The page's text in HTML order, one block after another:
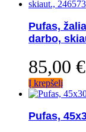
Pufas,
darbo,
85,00 €
Į krepšelį
Pufas,